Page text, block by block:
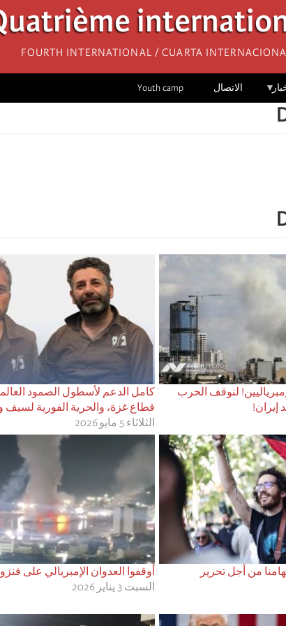
Fourth International / Cuarta
الاتصال Youth camp
كامل الدعم لأسطول الصمود
قطاع غزة، والحرية الفورية لسيف
الثلاثاء 5 مايو 2026
لنوقف الحرب
إيران!
أوقفوا العدوان الإمبريالي على
السبت 3 يناير 2026
من أجل تحرير